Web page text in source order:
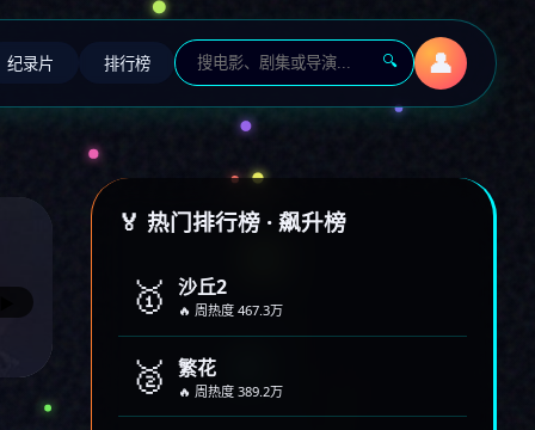
纪录片 排行榜 🔍 👤
🏅 热门排行榜 · 飙升榜
🥇 沙丘2
🔥 周热度 467.3万
🥈 繁花
🔥 周热度 389.2万